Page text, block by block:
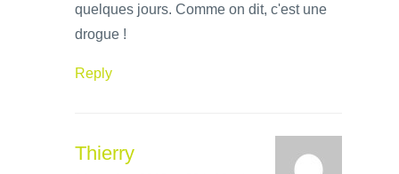
quelques jours. Comme on dit, c'est une
drogue !
Reply
Thierry